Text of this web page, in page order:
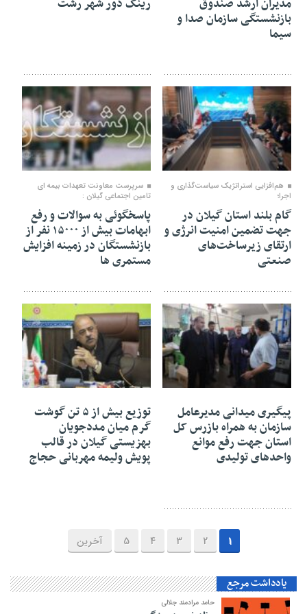
مدیران ارشد صندوق
بازنشستگی سازمان صدا و
سیما
رینگ دور شهر رشت
۱۱ تیر ۱۴۰۵
هم‌افزایی استراتژیک سیاست‌گذاری و
اجرا؛
گام بلند استان گیلان در
جهت تضمین امنیت انرژی و
ارتقای زیرساخت‌های
صنعتی
۱۱ تیر ۱۴۰۵
سرپرست معاونت تعهدات بیمه ای
تامین اجتماعی گیلان :
پاسخگوئی به سوالات و رفع
ابهامات بیش از ۱۵۰۰۰ نفر از
بازنشستگان در زمینه افزایش
مستمری ها
۰۷ تیر ۱۴۰۵
پیگیری میدانی مدیرعامل
سازمان به همراه بازرس کل
استان جهت رفع موانع
واحدهای تولیدی
توزیع بیش از ۵ تن گوشت
گرم میان مددجویان
بهزیستی گیلان در قالب
پویش ولیمه مهربانی حجاج
1
2
3
4
5 آخرین
یادداشت مرجع
حامد مرادمند جلالی